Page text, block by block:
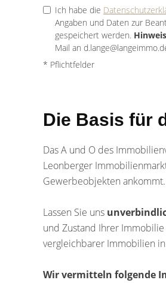
Ich habe die
Angaben und Daten zur
gespeichert werden. Hinweis
Mail an
* Pflichtfelder
Die Basis für
Das A und O des
Leonberger
Gewerbeobjekten ankommt.
Lassen Sie uns
und Zustand Ihrer
vergleichbarer Immobilien
Wir vermitteln folgende